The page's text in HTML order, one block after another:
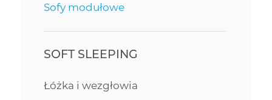
Sofy modułowe
SOFT SLEEPING
Łóżka i wezgłowia